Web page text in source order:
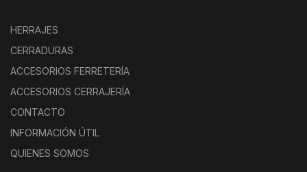
HERRAJES
CERRADURAS
ACCESORIOS FERRETERÍA
ACCESORIOS CERRAJERÍA
CONTACTO
INFORMACIÓN ÚTIL
QUIENES SOMOS